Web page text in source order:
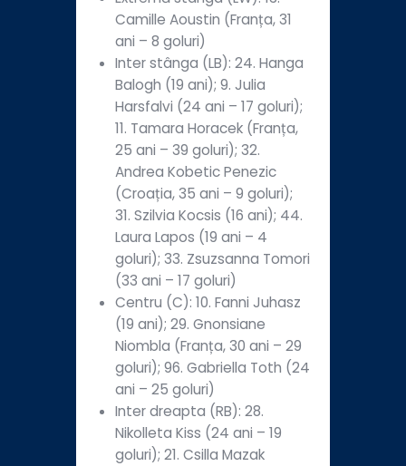
Camille Aoustin (Franța, 31
ani – 8 goluri)
Inter stânga (LB): 24. Hanga
Balogh (19 ani); 9. Julia
Harsfalvi (24 ani – 17 goluri);
11. Tamara Horacek (Franța,
25 ani – 39 goluri); 32.
Andrea Kobetic Penezic
(Croația, 35 ani – 9 goluri);
31. Szilvia Kocsis (16 ani); 44.
Laura Lapos (19 ani – 4
goluri); 33. Zsuzsanna Tomori
(33 ani – 17 goluri)
Centru (C): 10. Fanni Juhasz
(19 ani); 29. Gnonsiane
Niombla (Franța, 30 ani – 29
goluri); 96. Gabriella Toth (24
ani – 25 goluri)
Inter dreapta (RB): 28.
Nikolleta Kiss (24 ani – 19
goluri); 21. Csilla Mazak